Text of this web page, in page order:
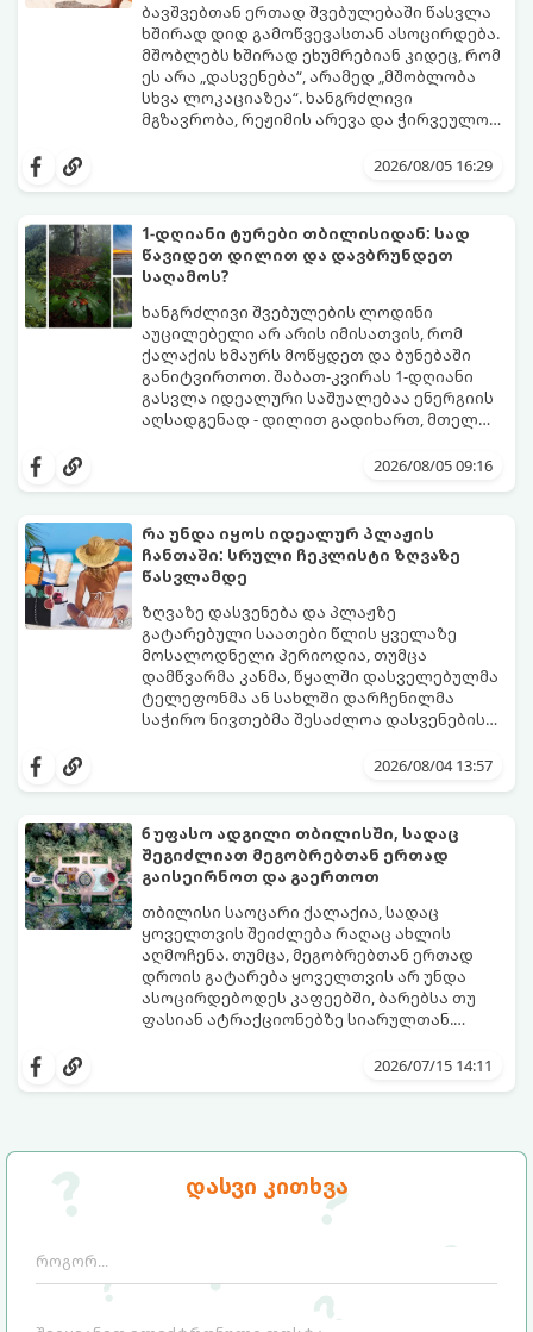
დასვი კითხვა
ბავშვებთან ერთად შვებულებაში წასვლა
ხშირად დიდ გამოწვევასთან ასოცირდება.
მშობლებს ხშირად ეხუმრებიან კიდეც, რომ
ეს არა „დასვენება“, არამედ „მშობლობა
სხვა ლოკაციაზეა“. ხანგრძლივი
მგზავრობა, რეჟიმის არევა და ჭირვეულობა
პრაქტიკული ხრიკით სრულიად
მშობლებსაც მოუტანოს ნამდვილი
განტვირთვა.
2026/08/05 16:29
1-დღიანი ტურები თბილისიდან: სად
წავიდეთ დილით და დავბრუნდეთ
საღამოს?
ხანგრძლივი შვებულების ლოდინი
აუცილებელი არ არის იმისათვის, რომ
ქალაქის ხმაურს მოწყდეთ და ბუნებაში
განიტვირთოთ. შაბათ-კვირას 1-დღიანი
გასვლა იდეალური საშუალებაა ენერგიის
აღსადგენად - დილით გადიხართ, მთელ
უკვე საკუთარ საწოლში გძინავთ.
მარტივ მარშრუტს თბილისიდან,2026/08/05 09:16
რა უნდა იყოს იდეალურ პლაჟის
ჩანთაში: სრული ჩეკლისტი ზღვაზე
წასვლამდე
ზღვაზე დასვენება და პლაჟზე
გატარებული საათები წლის ყველაზე
მოსალოდნელი პერიოდია, თუმცა
დამწვარმა კანმა, წყალში დასველებულმა
ტელეფონმა ან სახლში დარჩენილმა
საჭირო ნივთებმა შესაძლოა დასვენების
კომფორტულად იგრძნოთ და არაფერი
2026/08/04 13:57
6 უფასო ადგილი თბილისში, სადაც
შეგიძლიათ მეგობრებთან ერთად
გაისეირნოთ და გაერთოთ
თბილისი საოცარი ქალაქია, სადაც
ყოველთვის შეიძლება რაღაც ახლის
აღმოჩენა. თუმცა, მეგობრებთან ერთად
დროის გატარება ყოველთვის არ უნდა
ასოცირდებოდეს კაფეებში, ბარებსა თუ
ფასიან ატრაქციონებზე სიარულთან.
სრულიად უფასო, ღია და ესთეტიკურ
ჰაერზე გასეირნება, საინტერესო
სადაც მეგობრებთან ერთად დროს
2026/07/15 14:11